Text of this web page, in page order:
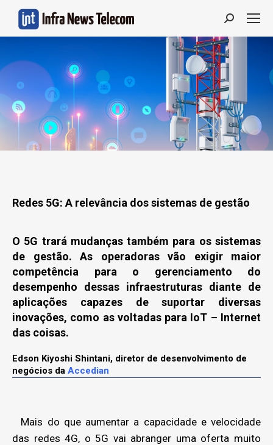
Search:
Redes 5G: A relevância dos sistemas de gestão
O 5G trará mudanças também para os sistemas
de gestão. As operadoras vão exigir maior
competência para o gerenciamento do
desempenho dessas infraestruturas diante de
aplicações capazes de suportar diversas
inovações, como as voltadas para IoT – Internet
das coisas.
Edson Kiyoshi Shintani, diretor de desenvolvimento de
negócios da Accedian
Mais do que aumentar a capacidade e velocidade
das redes 4G, o 5G vai abranger uma oferta muito